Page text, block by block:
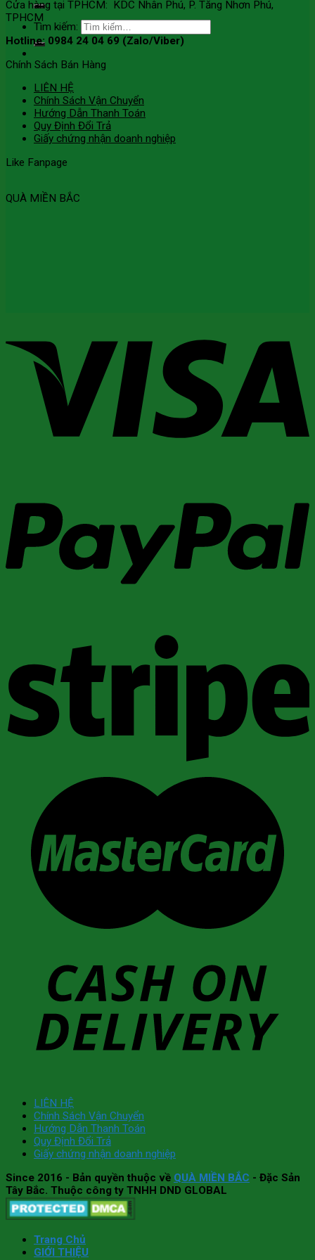
Tìm kiếm:
Cửa hàng tại TPHCM: KDC Nhân Phú, P. Tăng Nhơn Phú,
TPHCM
Hotline: 0984 24 04 69 (Zalo/Viber)
Chính Sách Bán Hàng
LIÊN HỆ
Chính Sách Vận Chuyển
Hướng Dẫn Thanh Toán
Quy Định Đổi Trả
Giấy chứng nhận doanh nghiệp
Like Fanpage
QUÀ MIỀN BẮC
LIÊN HỆ
Chính Sách Vận Chuyển
Hướng Dẫn Thanh Toán
Quy Định Đổi Trả
Giấy chứng nhận doanh nghiệp
Since 2016 - Bản quyền thuộc về QUÀ MIỀN BẮC - Đặc Sản
Tây Bắc. Thuộc công ty TNHH DND GLOBAL
Trang Chủ
GIỚI THIỆU